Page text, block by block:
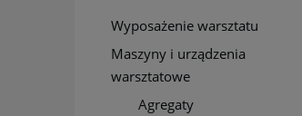
Wyposażenie warsztatu
Maszyny i urządzenia
warsztatowe
Agregaty